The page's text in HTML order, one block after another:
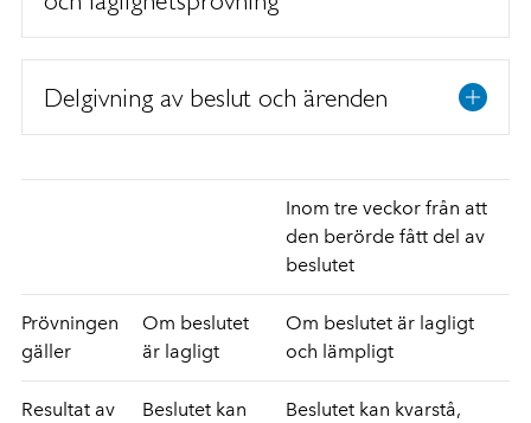
Delgivning av beslut och ärenden
Inom tre veckor från att
den berörde fått del av
beslutet
Prövningen
gäller
Om beslutet
är lagligt
Om beslutet är lagligt
och lämpligt
Resultat av
Beslutet kan
Beslutet kan kvarstå,